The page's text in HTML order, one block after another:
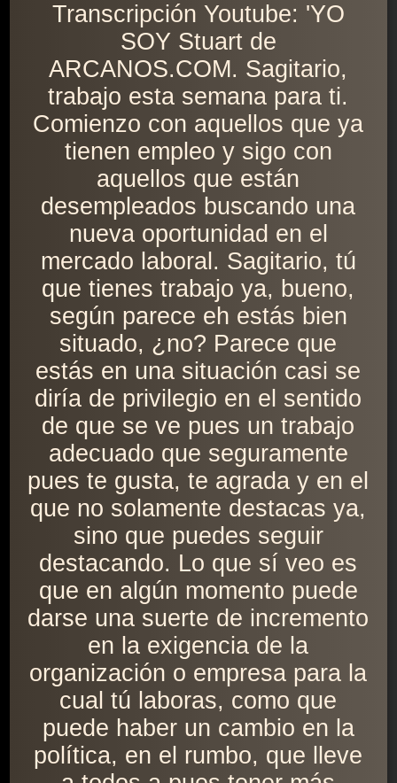
Transcripción Youtube: 'YO
SOY Stuart de
ARCANOS.COM. Sagitario,
trabajo esta semana para ti.
Comienzo con aquellos que ya
tienen empleo y sigo con
aquellos que están
desempleados buscando una
nueva oportunidad en el
mercado laboral. Sagitario, tú
que tienes trabajo ya, bueno,
según parece eh estás bien
situado, ¿no? Parece que
estás en una situación casi se
diría de privilegio en el sentido
de que se ve pues un trabajo
adecuado que seguramente
pues te gusta, te agrada y en el
que no solamente destacas ya,
sino que puedes seguir
destacando. Lo que sí veo es
que en algún momento puede
darse una suerte de incremento
en la exigencia de la
organización o empresa para la
cual tú laboras, como que
puede haber un cambio en la
política, en el rumbo, que lleve